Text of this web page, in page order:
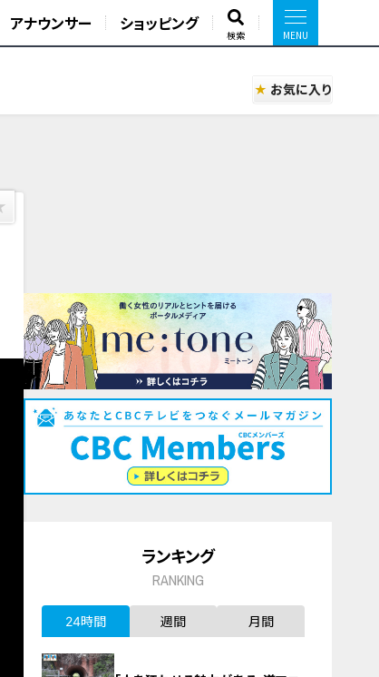
アナウンサー ショッピング
検索
お気に入り
ランキング
RANKING
24時間 週間 月間